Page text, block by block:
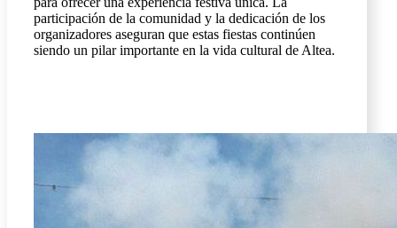
participación de la comunidad y la dedicación de los
organizadores aseguran que estas fiestas continúen
siendo un pilar importante en la vida cultural de Altea.